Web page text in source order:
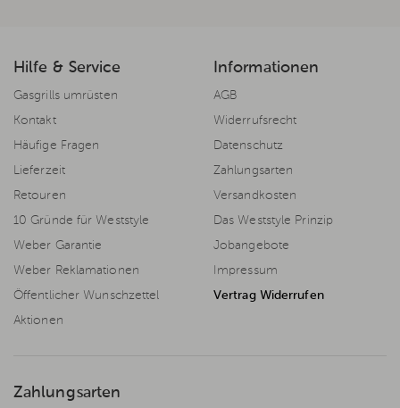
Hilfe & Service
Gasgrills umrüsten
Kontakt
Häufige Fragen
Lieferzeit
Retouren
10 Gründe für Weststyle
Weber Garantie
Weber Reklamationen
Öffentlicher Wunschzettel
Aktionen
Informationen
AGB
Widerrufsrecht
Datenschutz
Zahlungsarten
Versandkosten
Das Weststyle Prinzip
Jobangebote
Impressum
Vertrag Widerrufen
Zahlungsarten